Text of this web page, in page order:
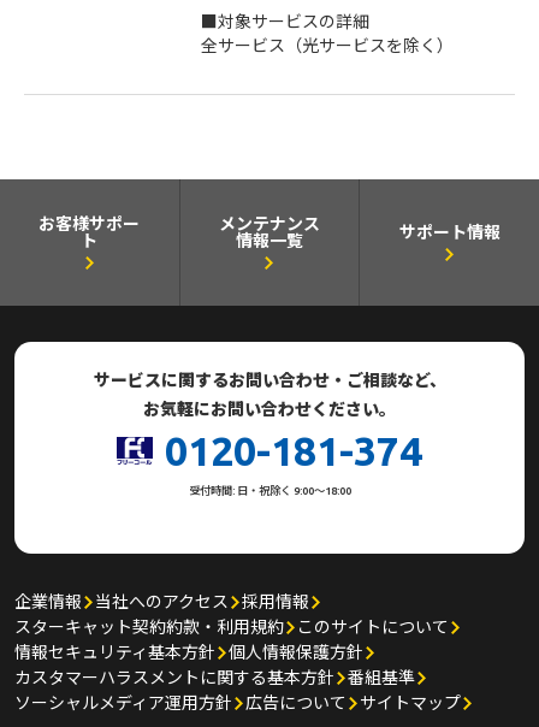
■対象サービスの詳細
全サービス（光サービスを除く）
お客様サポー
ト
メンテナンス
情報一覧
サポート情報
サービスに関するお問い合わせ・ご相談など、
お気軽にお問い合わせください。
0120-181-374
受付時間: 日・祝除く 9:00～18:00
企業情報 当社へのアクセス
採用情報
スターキャット契約約款・利用規約
このサイトについて
情報セキュリティ基本方針
個人情報保護方針
カスタマーハラスメントに関する基本方針
番組基準
ソーシャルメディア運用方針
広告について サイトマップ